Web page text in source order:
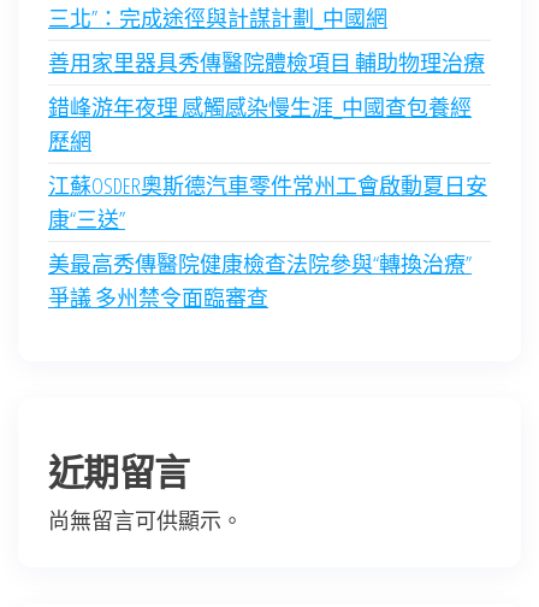
三北”：完成途徑與計謀計劃_中國網
善用家里器具秀傳醫院體檢項目 輔助物理治療
錯峰游年夜理 感觸感染慢生涯_中國查包養經
歷網
江蘇OSDER奧斯德汽車零件常州工會啟動夏日安
康“三送”
美最高秀傳醫院健康檢查法院參與“轉換治療”
爭議 多州禁令面臨審查
近期留言
尚無留言可供顯示。